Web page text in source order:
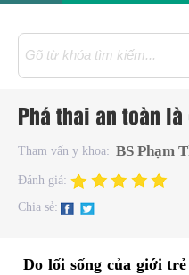
Phá thai an toàn
Tham vấn y khoa: BS Phạm
Đánh giá:
Chia sẻ:
Do lối sống của giới